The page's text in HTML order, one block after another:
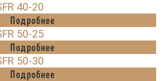
40-20
Подробнее
50-25
Подробнее
50-30
Подробнее